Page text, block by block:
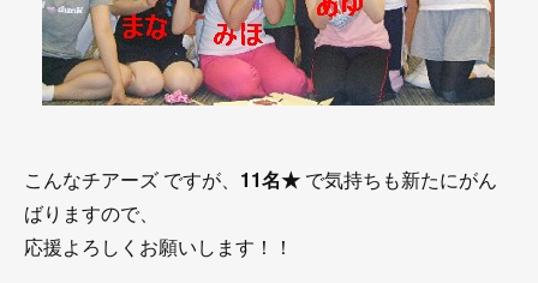
こんなチアーズ ですが、 11名★ で気持ちも新たにがん
ばりますので、
応援よろしくお願いします！！